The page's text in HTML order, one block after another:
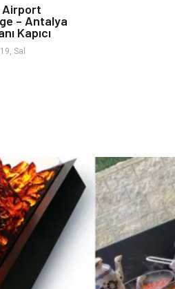
– Antalya
Kapıcı
Sal